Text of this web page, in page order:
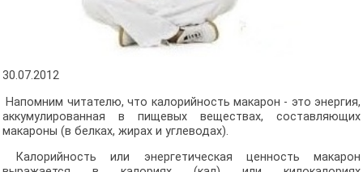
30.07.2012
Напомним читателю, что калорийность макарон - это энергия,
аккумулированная в пищевых веществах, составляющих
макароны (в белках, жирах и углеводах).
Калорийность или энергетическая ценность макарон